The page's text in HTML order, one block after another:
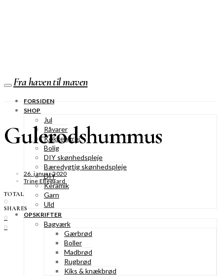
Fra haven til maven
FORSIDEN
SHOP
Jul
Råvarer
Køkkengrej
Bolig
DIY skønhedspleje
Bæredygtig skønhedspleje
DIY
Keramik
Garn
Uld
OPSKRIFTER
Bagværk
Gærbrød
Boller
Madbrød
Rugbrød
Kiks & knækbrød
Gulerodshummus
26. januar 2020
Trine Ellegaard
TOTAL
0
SHARES
0
0